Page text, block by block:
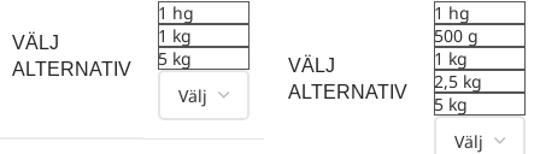
VÄLJ
ALTERNATIV
1 hg
1 kg
5 kg
VÄLJ
ALTERNATIV
1 hg
500 g
1 kg
2,5 kg
5 kg